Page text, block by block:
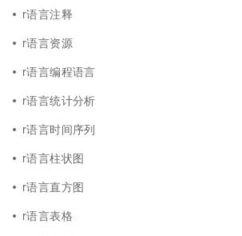
r语言注释
r语言资源
r语言编程语言
r语言统计分析
r语言时间序列
r语言柱状图
r语言直方图
r语言表格